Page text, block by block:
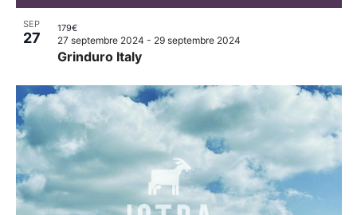
SEP
27
Grinduro Italy
27 septembre 2024 - 29 septembre 2024
179€